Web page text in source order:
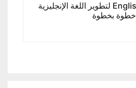
موقع English4Today لتطوير اللغة الإنجليزية
خطوة بخطوة